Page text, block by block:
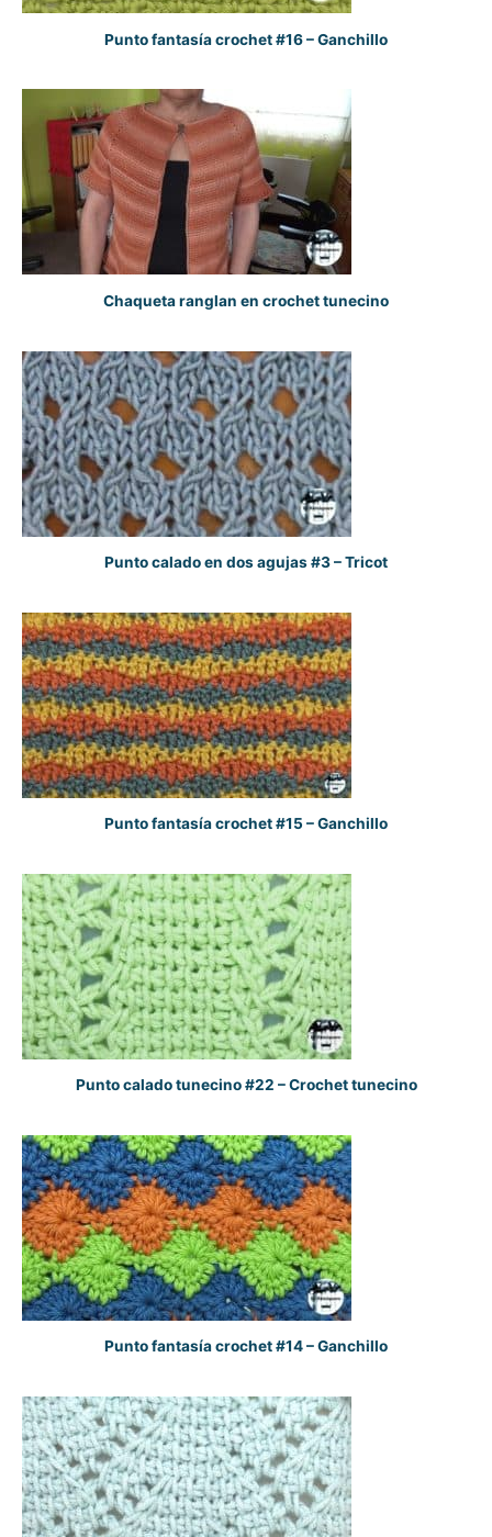
Punto fantasía crochet #16 – Ganchillo
Chaqueta ranglan en crochet tunecino
Punto calado en dos agujas #3 – Tricot
Punto fantasía crochet #15 – Ganchillo
Punto calado tunecino #22 – Crochet tunecino
Punto fantasía crochet #14 – Ganchillo